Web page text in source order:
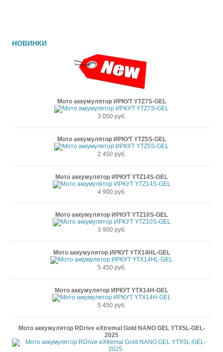
НОВИНКИ
Мото аккумулятор ИРКУТ YTZ7S-GEL
3 050 руб.
Мото аккумулятор ИРКУТ YTZ5S-GEL
2 450 руб.
Мото аккумулятор ИРКУТ YTZ14S-GEL
4 900 руб.
Мото аккумулятор ИРКУТ YTZ10S-GEL
3 900 руб.
Мото аккумулятор ИРКУТ YTX14HL-GEL
5 450 руб.
Мото аккумулятор ИРКУТ YTX14H-GEL
5 450 руб.
Мото аккумулятор RDrive eXtremal Gold NANO GEL YTX5L-GEL-
2025